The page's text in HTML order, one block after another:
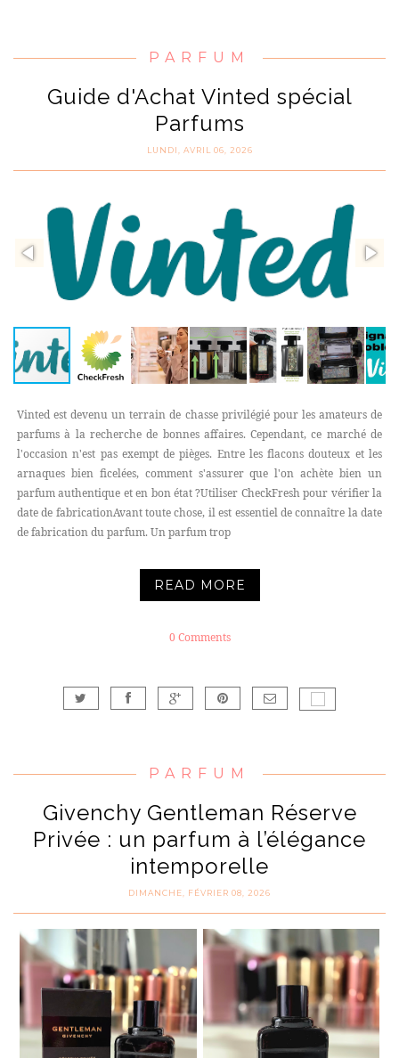
PARFUM
Guide d'Achat Vinted spécial
Parfums
LUNDI, AVRIL 06, 2026
Vinted est devenu un terrain de chasse privilégié pour les amateurs de
parfums à la recherche de bonnes affaires. Cependant, ce marché de
l'occasion n'est pas exempt de pièges. Entre les flacons douteux et les
arnaques bien ficelées, comment s'assurer que l'on achète bien un
parfum authentique et en bon état ?Utiliser CheckFresh pour vérifier la
date de fabricationAvant toute chose, il est essentiel de connaître la date
de fabrication du parfum. Un parfum trop
READ MORE
0 Comments
PARFUM
Givenchy Gentleman Réserve
Privée : un parfum à l’élégance
intemporelle
DIMANCHE, FÉVRIER 08, 2026